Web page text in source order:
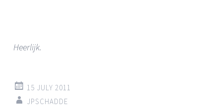
Heerlijk.
15 JULY 2011
JPSCHADDE